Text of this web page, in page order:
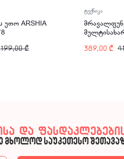
ARSHIA
199,00₾
ტექნიკა
2372
389,00₾
და
მხოლოდ საუკეთესო